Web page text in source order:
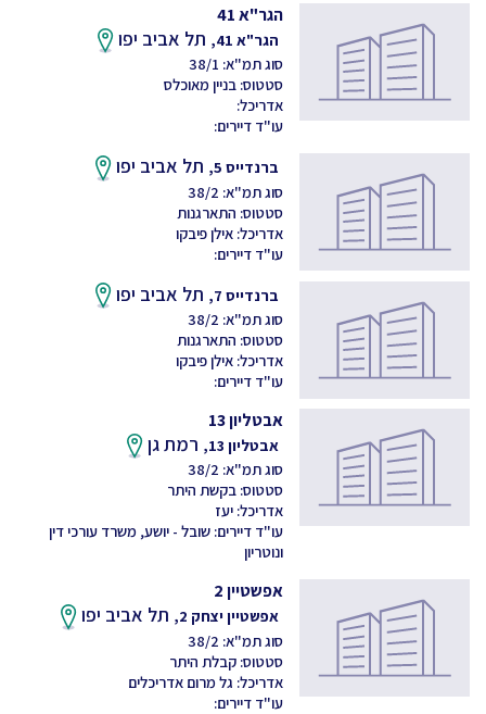
הגר"א 41
הגר"א 41, תל אביב יפו
סוג תמ"א: 38/1
סטטוס: בניין מאוכלס
אדריכל:
עו"ד דיירים:
ברנדייס 5,
תל אביב יפו
סוג תמ"א: 38/2
סטטוס: התארגנות
אדריכל: אילן פיבקו
עו"ד דיירים:
ברנדייס 7,
תל אביב יפו
סוג תמ"א: 38/2
סטטוס: התארגנות
אדריכל: אילן פיבקו
עו"ד דיירים:
אבטליון 13
אבטליון 13, רמת גן
סוג תמ"א: 38/2
סטטוס: בקשת היתר
אדריכל: יעז
עו"ד דיירים: שובל - יושע, משרד עורכי דין
ונוטריון
אפשטיין 2
אפשטיין יצחק 2, תל אביב יפו
סוג תמ"א: 38/2
סטטוס: קבלת היתר
אדריכל: גל מרום אדריכלים
עו"ד דיירים: